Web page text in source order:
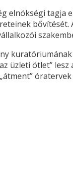
elnökségi
üzleti ötlet”